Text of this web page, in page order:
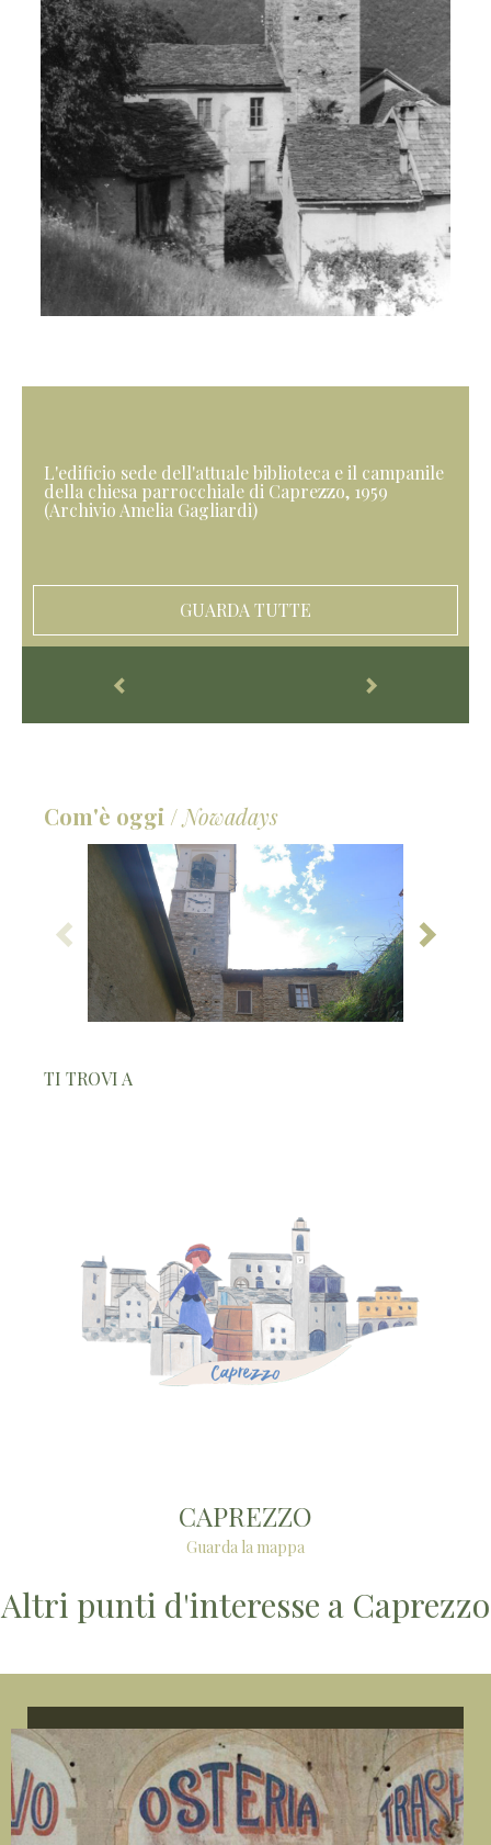
L'edificio sede dell'attuale biblioteca e il campanile
della chiesa parrocchiale di Caprezzo, 1959
(Archivio Amelia Gagliardi)
GUARDA TUTTE
Com'è oggi / Nowadays
TI TROVI A
CAPREZZO
Guarda la mappa
Altri punti d'interesse a Caprezzo